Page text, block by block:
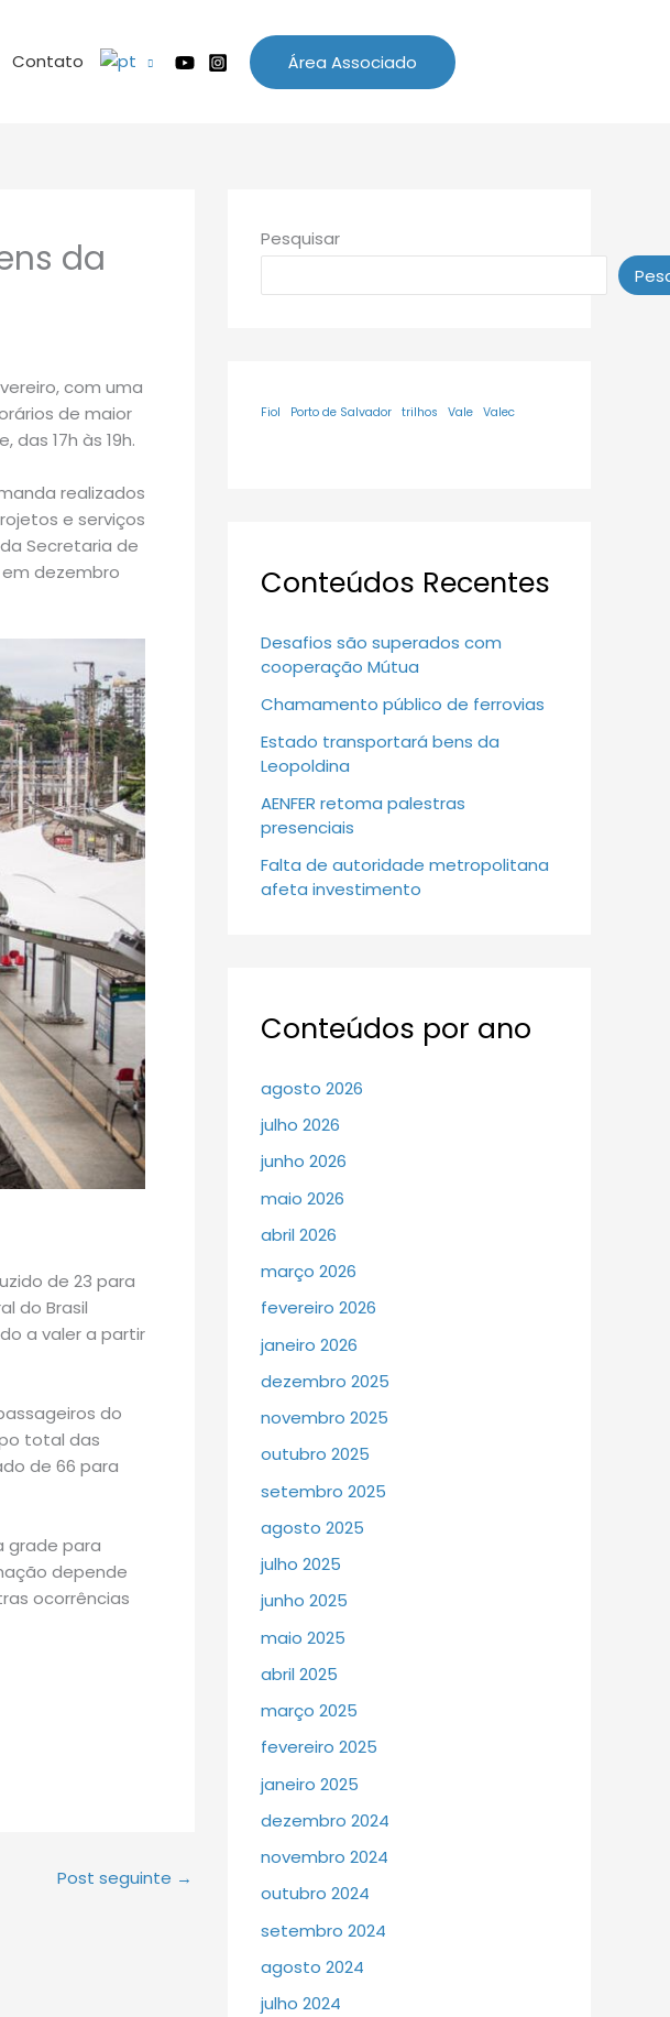
Contato Área Associado
da
com uma
de maior
17h às 19h.
realizados
e serviços
Secretaria de
dezembro
de 23 para
do Brasil
a valer a partir
do
total das
de 66 para
grade para
depende
ocorrências
Post seguinte →
Pesquisar
Fiol Porto de Salvador trilhos Vale Valec
Conteúdos Recentes
Desafios são superados com
cooperação Mútua
Chamamento público de ferrovias
Estado transportará bens da
Leopoldina
AENFER retoma palestras
presenciais
Falta de autoridade metropolitana
afeta investimento
Conteúdos por ano
agosto 2026
julho 2026
junho 2026
maio 2026
abril 2026
março 2026
fevereiro 2026
janeiro 2026
dezembro 2025
novembro 2025
outubro 2025
setembro 2025
agosto 2025
julho 2025
junho 2025
maio 2025
abril 2025
março 2025
fevereiro 2025
janeiro 2025
dezembro 2024
novembro 2024
outubro 2024
setembro 2024
agosto 2024
julho 2024